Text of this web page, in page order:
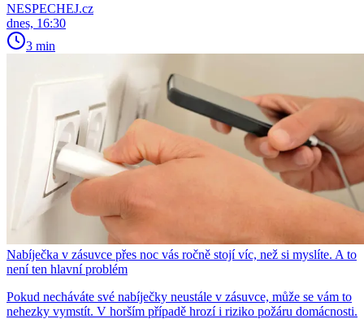
NESPECHEJ.cz
dnes, 16:30
3 min
Nabíječka v zásuvce přes noc vás ročně stojí víc, než si myslíte. A to
není ten hlavní problém
Pokud necháváte své nabíječky neustále v zásuvce, může se vám to
nehezky vymstít. V horším případě hrozí i riziko požáru domácnosti.